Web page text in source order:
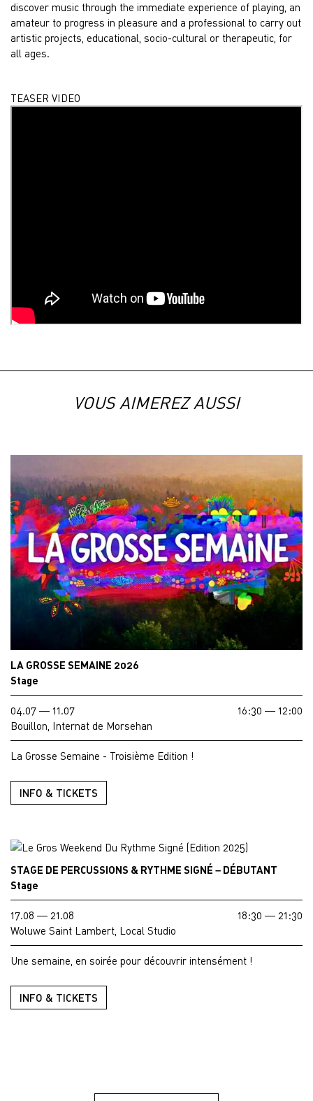
discover music through the immediate experience of playing, an
amateur to progress in pleasure and a professional to carry out
artistic projects, educational, socio-cultural or therapeutic, for
all ages.
TEASER VIDEO
VOUS AIMEREZ AUSSI
LA GROSSE SEMAINE 2026
Stage
04.07 — 11.07
16:30 — 12:00
Bouillon, Internat de Morsehan
La Grosse Semaine - Troisième Edition !
INFO & TICKETS
STAGE DE PERCUSSIONS & RYTHME SIGNÉ – DÉBUTANT
Stage
17.08 — 21.08
18:30 — 21:30
Woluwe Saint Lambert, Local Studio
Une semaine, en soirée pour découvrir intensément !
INFO & TICKETS